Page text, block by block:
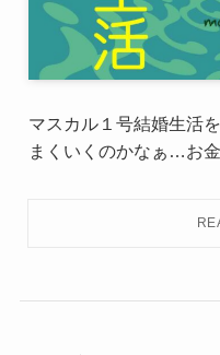
マスカル１号結婚生活
まくいくのかなぁ…お